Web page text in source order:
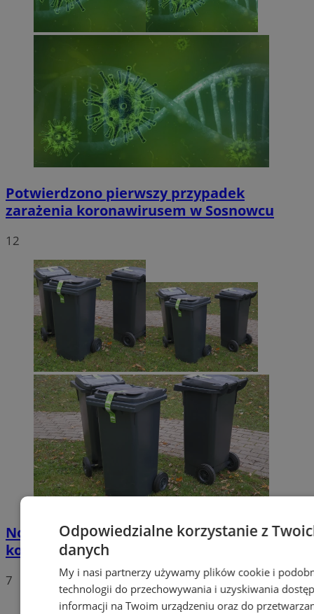
Potwierdzono pierwszy przypadek
zarażenia koronawirusem w Sosnowcu
12
Nowy harmonogram odbioru odpadów
komunalnych w Sosnowcu na rok 2019
7
Odpowiedzialne korzystanie z
danych
My i nasi partnerzy używamy plików cookie i
technologii do przechowywania i uzyskiwania
informacji na Twoim urządzeniu oraz do